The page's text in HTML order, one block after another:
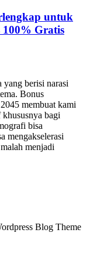
untuk
100% Gratis
yang berisi narasi
Bonus
membuat kami
bagi
bisa
mengakselerasi
menjadi
Blog Theme